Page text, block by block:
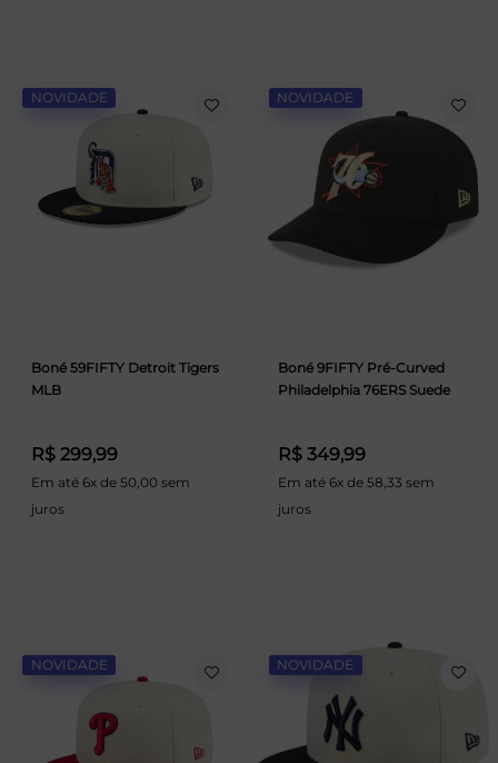
NOVIDADE
Boné 59FIFTY Detroit Tigers
MLB
R$ 299,99
Em até 6x de 50,00 sem
juros
NOVIDADE
Boné 9FIFTY Pré-Curved
Philadelphia 76ERS Suede
R$ 349,99
Em até 6x de 58,33 sem
juros
NOVIDADE NOVIDADE